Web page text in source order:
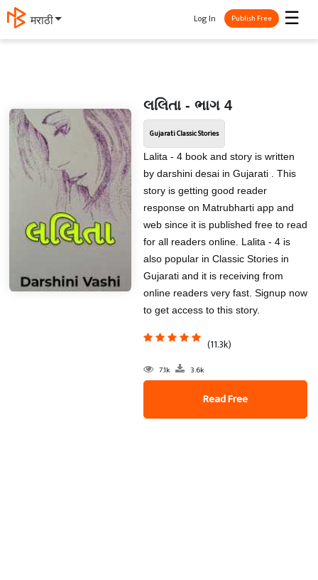
मराठी ☰
Log In Publish Free
લલિતા - ભાગ 4
Gujarati Classic Stories
Lalita - 4 book and story is written
by darshini desai in Gujarati . This
story is getting good reader
response on Matrubharti app and
web since it is published free to read
for all readers online. Lalita - 4 is
also popular in Classic Stories in
Gujarati and it is receiving from
online readers very fast. Signup now
to get access to this story.
(11.3k)
7.1k 3.6k
Read Free